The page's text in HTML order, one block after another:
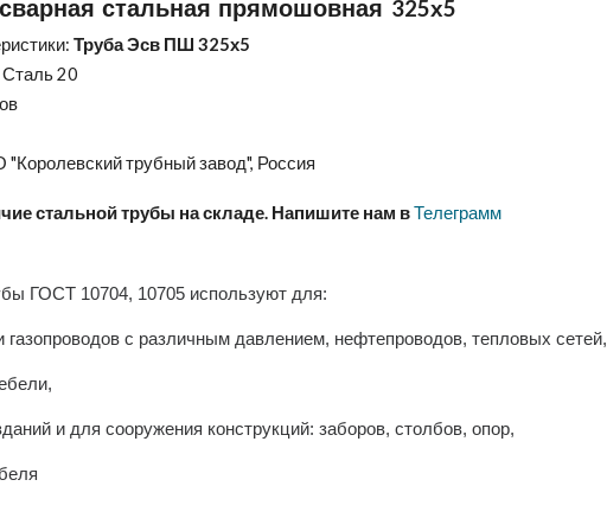
стальная прямошовная 325х5
Труба Эсв ПШ 325х5
20
трубный завод", Россия
стальной трубы на складе. Напишите нам вТелеграмм
ГОСТ 10704, 10705 используют для:
газопроводов с различным давлением, нефтепроводов, тепловых сетей,
и для сооружения конструкций: заборов, столбов, опор,